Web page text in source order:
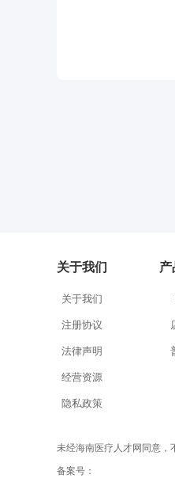
关于我们
关于我们
注册协议
法律声明
经营资源
隐私政策
产
未经海南医疗人才网同意，
备案号：